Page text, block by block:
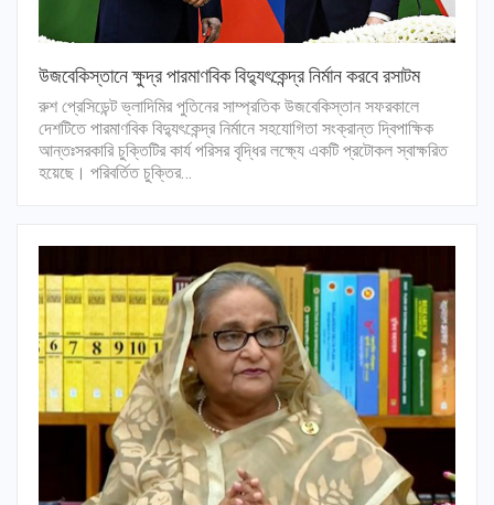
উজবেকিস্তানে ক্ষুদ্র পারমাণবিক বিদ্যুৎকেন্দ্র নির্মান করবে রসাটম
রুশ প্রেসিডেন্ট ভ্লাদিমির পুতিনের সাম্প্রতিক উজবেকিস্তান সফরকালে
দেশটিতে পারমাণবিক বিদ্যুৎকেন্দ্র নির্মানে সহযোগিতা সংক্রান্ত দ্বিপাক্ষিক
আন্তঃসরকারি চুক্তিটির কার্য পরিসর বৃদ্ধির লক্ষ্যে একটি প্রটোকল স্বাক্ষরিত
হয়েছে। পরিবর্তিত চুক্তির…